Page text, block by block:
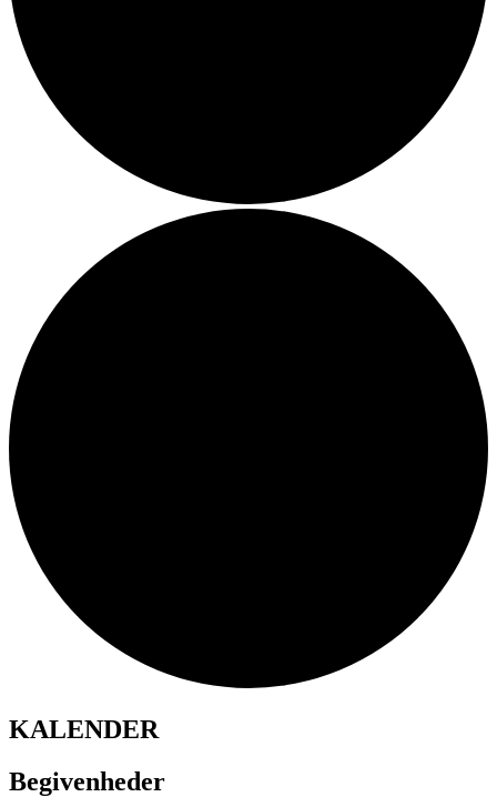
KALENDER
Begivenheder